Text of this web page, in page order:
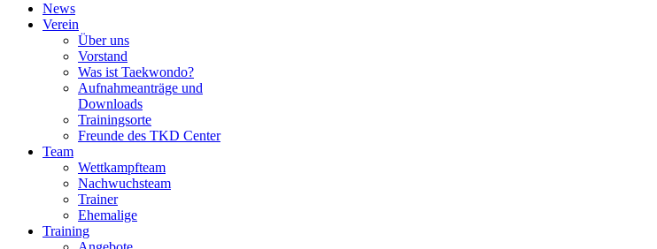
News
Verein
Über uns
Vorstand
Was ist Taekwondo?
Aufnahmeanträge und
Downloads
Trainingsorte
Freunde des TKD Center
Team
Wettkampfteam
Nachwuchsteam
Trainer
Ehemalige
Training